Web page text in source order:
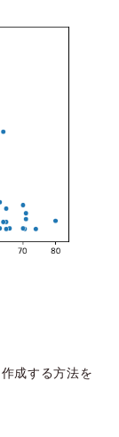
成する方法を